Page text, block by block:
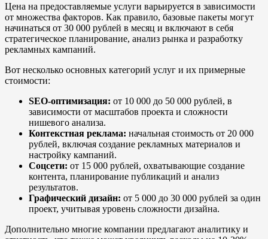
Цена на предоставляемые услуги варьируется в зависимости
от множества факторов. Как правило, базовые пакеты могут
начинаться от 30 000 рублей в месяц и включают в себя
стратегическое планирование, анализ рынка и разработку
рекламных кампаний.
Вот несколько основных категорий услуг и их примерные
стоимости:
SEO-оптимизация: от 10 000 до 50 000 рублей, в
зависимости от масштабов проекта и сложности
нишевого анализа.
Контекстная реклама: начальная стоимость от 20 000
рублей, включая создание рекламных материалов и
настройку кампаний.
Соцсети: от 15 000 рублей, охватывающие создание
контента, планирование публикаций и анализ
результатов.
Графический дизайн: от 5 000 до 30 000 рублей за один
проект, учитывая уровень сложности дизайна.
Дополнительно многие компании предлагают аналитику и